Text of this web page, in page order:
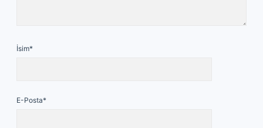
İsim*
E-Posta*